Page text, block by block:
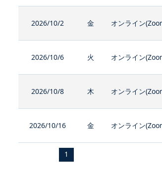
2026/10/2 金 オンライン
2026/10/6 火 オンライン
2026/10/8 木 オンライン
2026/10/16 金 オンライン
1